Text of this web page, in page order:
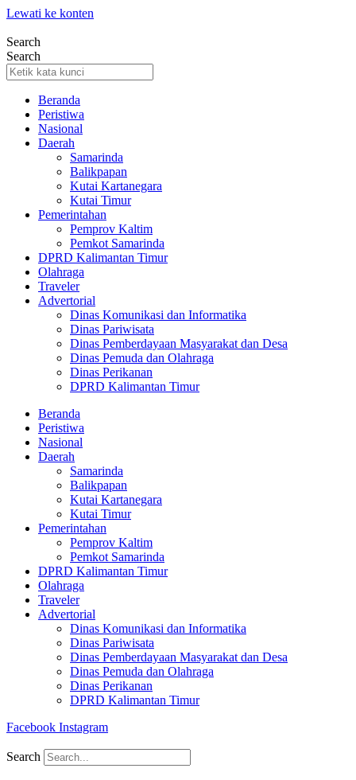
Lewati ke konten
Search
Search
Beranda
Peristiwa
Nasional
Daerah
Samarinda
Balikpapan
Kutai Kartanegara
Kutai Timur
Pemerintahan
Pemprov Kaltim
Pemkot Samarinda
DPRD Kalimantan Timur
Olahraga
Traveler
Advertorial
Dinas Komunikasi dan Informatika
Dinas Pariwisata
Dinas Pemberdayaan Masyarakat dan Desa
Dinas Pemuda dan Olahraga
Dinas Perikanan
DPRD Kalimantan Timur
Beranda
Peristiwa
Nasional
Daerah
Samarinda
Balikpapan
Kutai Kartanegara
Kutai Timur
Pemerintahan
Pemprov Kaltim
Pemkot Samarinda
DPRD Kalimantan Timur
Olahraga
Traveler
Advertorial
Dinas Komunikasi dan Informatika
Dinas Pariwisata
Dinas Pemberdayaan Masyarakat dan Desa
Dinas Pemuda dan Olahraga
Dinas Perikanan
DPRD Kalimantan Timur
Facebook Instagram
Search